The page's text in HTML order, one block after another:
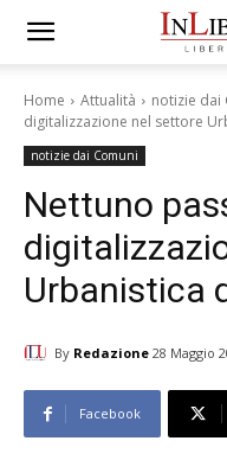
Home Attualità notizie dai
digitalizzazione nel settore
notizie dai Comuni
Nettuno
Urbanistica
By Redazione 28 Maggio
Facebook